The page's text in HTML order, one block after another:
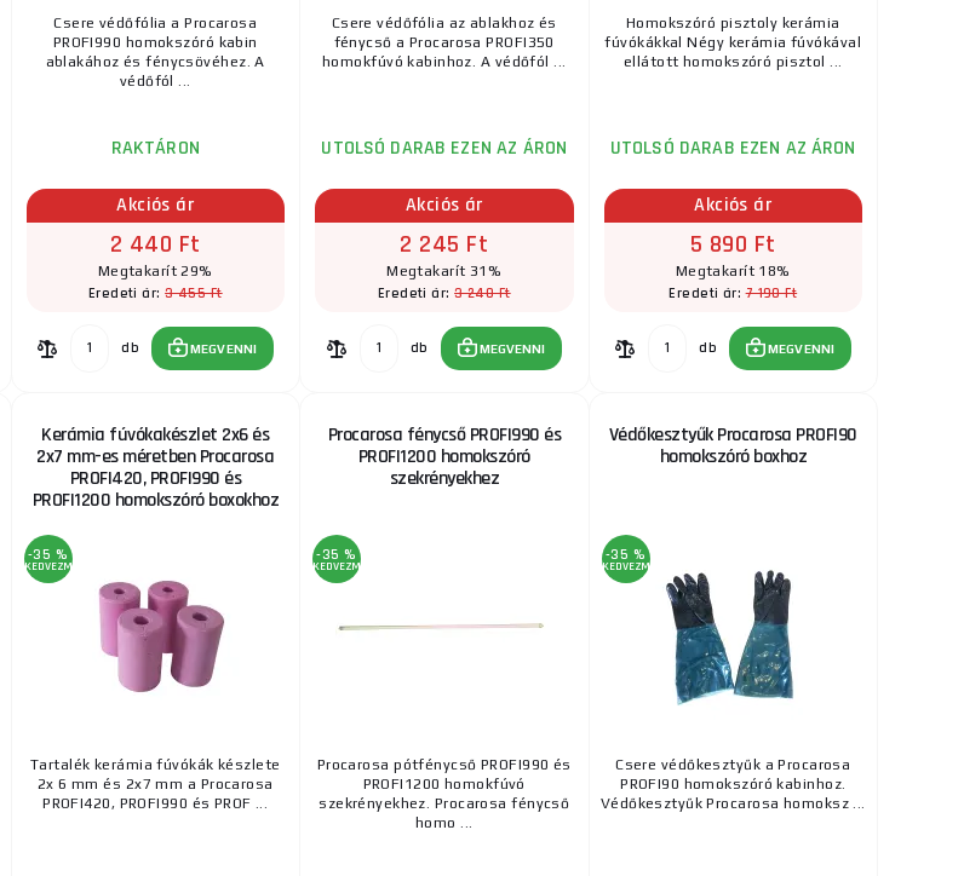
Homokszóró pisztoly kerámia fúvókákkal Négy kerámia fúvókával
ellátott homokszóró pisztoly. Fémfelnik tisztítására, roz ...
ks MEGVENNI
Csere védőfólia a Procarosa
PROFI990 homokszóró kabin
ablakához és fénycsövéhez. A
védőfól ...
RAKTÁRON
Akciós ár
2 440 Ft
Megtakarít 29%
Eredeti ár:3 455 Ft
db MEGVENNI
Csere védőfólia az ablakhoz és
fénycső a Procarosa PROFI350
homokfúvó kabinhoz. A védőfól ...
UTOLSÓ DARAB EZEN AZ ÁRON
Akciós ár
2 245 Ft
Megtakarít 31%
Eredeti ár:3 240 Ft
db MEGVENNI
Homokszóró pisztoly kerámia
fúvókákkal Négy kerámia fúvókával
ellátott homokszóró pisztol ...
UTOLSÓ DARAB EZEN AZ ÁRON
Akciós ár
5 890 Ft
Megtakarít 18%
Eredeti ár:7 190 Ft
db MEGVENNI
Kerámia fúvókakészlet 2x6 és
2x7 mm-es méretben Procarosa
PROFI420, PROFI990 és
PROFI1200 homokszóró boxokhoz
-35 %
KEDVEZMÉNY
Tartalék kerámia fúvókák készlete
2x 6 mm és 2x7 mm a Procarosa
PROFI420, PROFI990 és PROF ...
Procarosa fénycső PROFI990 és
PROFI1200 homokszóró
szekrényekhez
-35 %
KEDVEZMÉNY
Procarosa pótfénycső PROFI990 és
PROFI1200 homokfúvó
szekrényekhez. Procarosa fénycső
homo ...
Védőkesztyűk Procarosa PROFI90
homokszóró boxhoz
-35 %
KEDVEZMÉNY
Csere védőkesztyűk a Procarosa
PROFI90 homokszóró kabinhoz.
Védőkesztyűk Procarosa homoksz ...